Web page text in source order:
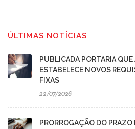
ÚLTIMAS NOTÍCIAS
PUBLICADA PORTARIA QUE
ESTABELECE NOVOS
FIXAS
22/07/2026
PRORROGAÇÃO DO